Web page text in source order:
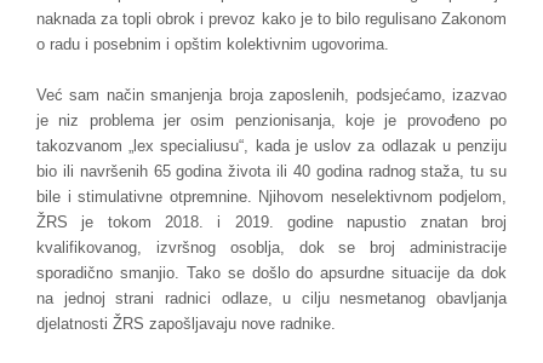
naknada za topli obrok i prevoz kako je to bilo regulisano Zakonom
o radu i posebnim i opštim kolektivnim ugovorima.
Već sam način smanjenja broja zaposlenih, podsjećamo, izazvao
je niz problema jer osim penzionisanja, koje je provođeno po
takozvanom „lex specialiusu“, kada je uslov za odlazak u penziju
bio ili navršenih 65 godina života ili 40 godina radnog staža, tu su
bile i stimulativne otpremnine. Njihovom neselektivnom podjelom,
ŽRS je tokom 2018. i 2019. godine napustio znatan broj
kvalifikovanog, izvršnog osoblja, dok se broj administracije
sporadično smanjio. Tako se došlo do apsurdne situacije da dok
na jednoj strani radnici odlaze, u cilju nesmetanog obavljanja
djelatnosti ŽRS zapošljavaju nove radnike.